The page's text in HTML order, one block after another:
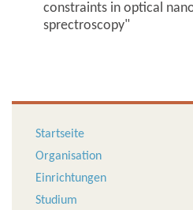
constraints in optical
sprectroscopy"
Startseite
Organisation
Einrichtungen
Studium